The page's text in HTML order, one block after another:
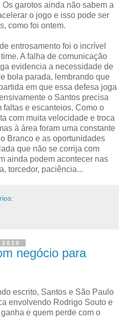
garotos ainda não sabem a
o jogo e isso pode ser
como foi ontem.
entrosamento foi o incrível
A falha de comunicação
evidencia a necessidade de
bola parada, lembrando que
em que essa defesa joga
o Santos precisa
e escanteios. Como o
com muita velocidade e troca
à área foram uma constante
Branco e as oportunidades
que não se corrija com
ainda podem acontecer nas
torcedor, paciência...
negócio para
escrito, Santos e São Paulo
envolvendo Rodrigo Souto e
e quem perde com o